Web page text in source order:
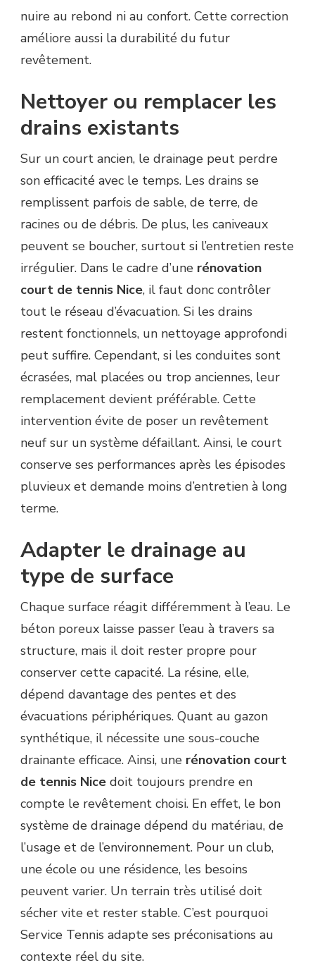
nuire au rebond ni au confort. Cette correction
améliore aussi la durabilité du futur
revêtement.
Nettoyer ou remplacer les
drains existants
Sur un court ancien, le drainage peut perdre
son efficacité avec le temps. Les drains se
remplissent parfois de sable, de terre, de
racines ou de débris. De plus, les caniveaux
peuvent se boucher, surtout si l’entretien reste
irrégulier. Dans le cadre d’une rénovation
court de tennis Nice, il faut donc contrôler
tout le réseau d’évacuation. Si les drains
restent fonctionnels, un nettoyage approfondi
peut suffire. Cependant, si les conduites sont
écrasées, mal placées ou trop anciennes, leur
remplacement devient préférable. Cette
intervention évite de poser un revêtement
neuf sur un système défaillant. Ainsi, le court
conserve ses performances après les épisodes
pluvieux et demande moins d’entretien à long
terme.
Adapter le drainage au
type de surface
Chaque surface réagit différemment à l’eau. Le
béton poreux laisse passer l’eau à travers sa
structure, mais il doit rester propre pour
conserver cette capacité. La résine, elle,
dépend davantage des pentes et des
évacuations périphériques. Quant au gazon
synthétique, il nécessite une sous-couche
drainante efficace. Ainsi, une rénovation court
de tennis Nice doit toujours prendre en
compte le revêtement choisi. En effet, le bon
système de drainage dépend du matériau, de
l’usage et de l’environnement. Pour un club,
une école ou une résidence, les besoins
peuvent varier. Un terrain très utilisé doit
sécher vite et rester stable. C’est pourquoi
Service Tennis adapte ses préconisations au
contexte réel du site.